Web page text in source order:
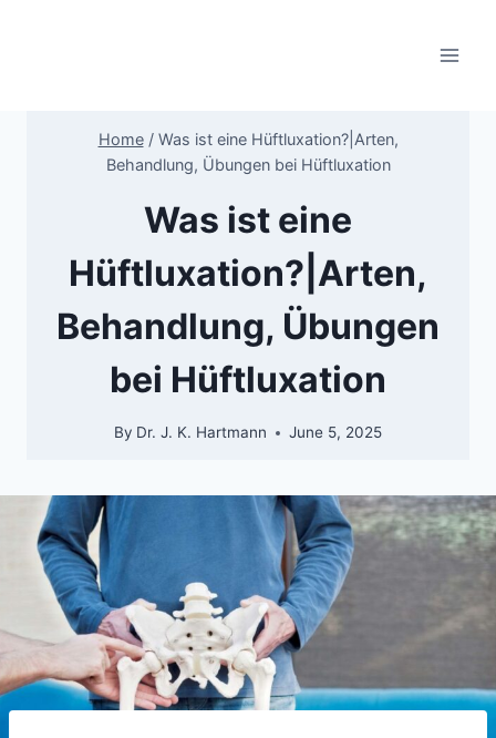
Home / Was ist eine Hüftluxation?|Arten,
Behandlung, Übungen bei Hüftluxation
Was ist eine
Hüftluxation?|Arten,
Behandlung, Übungen
bei Hüftluxation
By Dr. J. K. Hartmann June 5, 2025